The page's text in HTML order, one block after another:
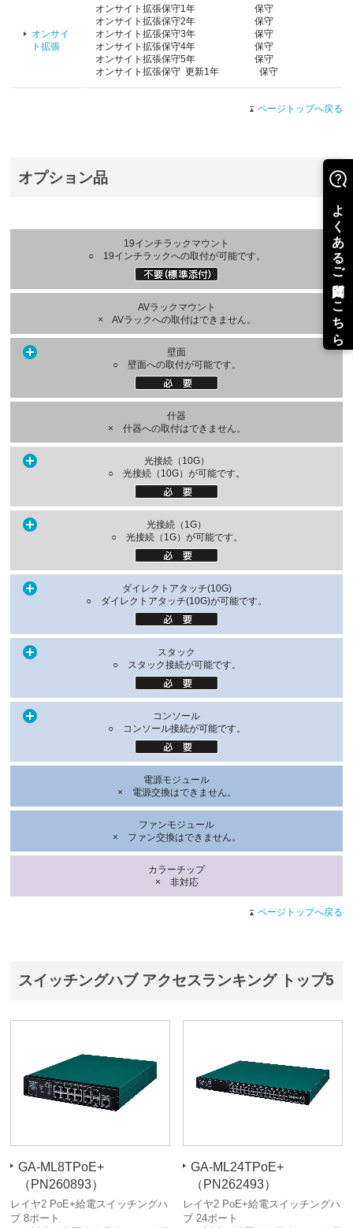
オンサイ
ト拡張
オンサイト拡張保守1年 保守
オンサイト拡張保守2年 保守
オンサイト拡張保守3年 保守
オンサイト拡張保守4年 保守
オンサイト拡張保守5年 保守
オンサイト拡張保守 更新1年 保守
ページトップへ戻る
オプション品
19インチラックマウント
○ 19インチラックへの取付が可能です。
AVラックマウント
× AVラックへの取付はできません。
壁面
○ 壁面への取付が可能です。
什器
× 什器への取付はできません。
光接続（10G）
○ 光接続（10G）が可能です。
光接続（1G）
○ 光接続（1G）が可能です。
ダイレクトアタッチ(10G)
○ ダイレクトアタッチ(10G)が可能です。
スタック
○ スタック接続が可能です。
コンソール
○ コンソール接続が可能です。
電源モジュール
× 電源交換はできません。
ファンモジュール
× ファン交換はできません。
カラーチップ
× 非対応
ページトップへ戻る
スイッチングハブ アクセスランキング トップ5
GA-ML8TPoE+
（PN260893）
レイヤ2 PoE+給電スイッチングハ
ブ 8ポート
GA-ML24TPoE+
（PN262493）
レイヤ2 PoE+給電スイッチングハ
ブ 24ポート